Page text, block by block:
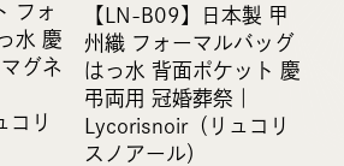
フォ
水 慶
グネ
コリ
【LN-B09】日本製 甲
州織 フォーマルバッグ
はっ水 背面ポケット 慶
弔両用 冠婚葬祭｜
Lycorisnoir（リュコリ
スノアール）